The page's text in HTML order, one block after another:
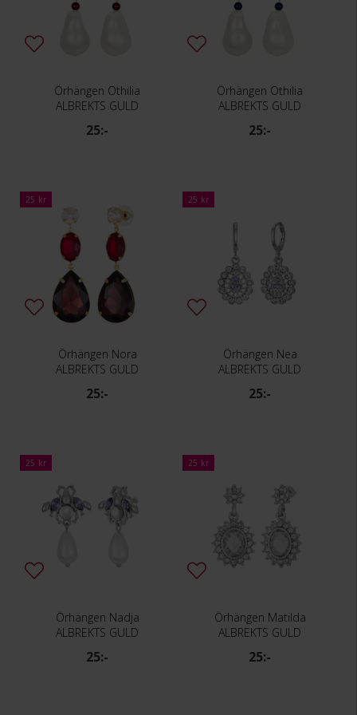
Örhängen Othilia
ALBREKTS GULD
25:-
Örhängen Othilia
ALBREKTS GULD
25:-
25 kr
Örhängen Nora
ALBREKTS GULD
25:-
25 kr
Örhängen Nea
ALBREKTS GULD
25:-
25 kr
Örhängen Nadja
ALBREKTS GULD
25:-
25 kr
Örhängen Matilda
ALBREKTS GULD
25:-